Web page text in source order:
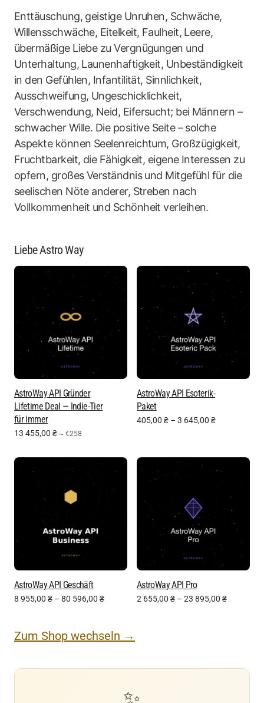
Enttäuschung, geistige Unruhen, Schwäche,
Willensschwäche, Eitelkeit, Faulheit, Leere,
übermäßige Liebe zu Vergnügungen und
Unterhaltung, Launenhaftigkeit, Unbeständigkeit
in den Gefühlen, Infantilität, Sinnlichkeit,
Ausschweifung, Ungeschicklichkeit,
Verschwendung, Neid, Eifersucht; bei Männern –
schwacher Wille. Die positive Seite – solche
Aspekte können Seelenreichtum, Großzügigkeit,
Fruchtbarkeit, die Fähigkeit, eigene Interessen zu
opfern, großes Verständnis und Mitgefühl für die
seelischen Nöte anderer, Streben nach
Vollkommenheit und Schönheit verleihen.
Liebe Astro Way
AstroWay API Gründer
Lifetime Deal — Indie-Tier
für immer
13 455,00 ₴ ~ €258
AstroWay API Esoterik-
Paket
405,00 ₴ – 3 645,00 ₴
AstroWay API Geschäft
8 955,00 ₴ – 80 596,00 ₴
AstroWay API Pro
2 655,00 ₴ – 23 895,00 ₴
Zum Shop wechseln →